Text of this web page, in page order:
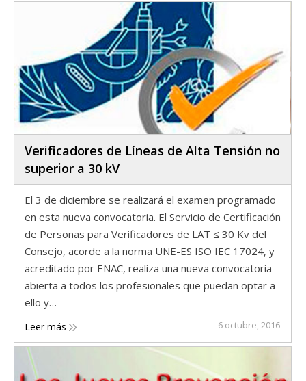
Verificadores de Líneas de Alta Tensión no
superior a 30 kV
El 3 de diciembre se realizará el examen programado
en esta nueva convocatoria. El Servicio de Certificación
de Personas para Verificadores de LAT ≤ 30 Kv del
Consejo, acorde a la norma UNE-ES ISO IEC 17024, y
acreditado por ENAC, realiza una nueva convocatoria
abierta a todos los profesionales que puedan optar a
ello y…
Leer más 6 octubre, 2016